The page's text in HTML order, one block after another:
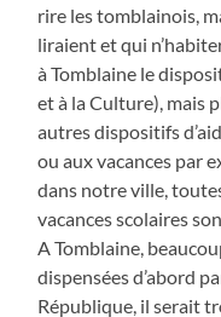
rire les tomblainois,
liraient et qui
à Tomblaine le
et à la Culture), mais
autres dispositifs
ou aux vacances par
dans notre ville,
vacances scolaires
A Tomblaine,
dispensées d’abord
République, il serait